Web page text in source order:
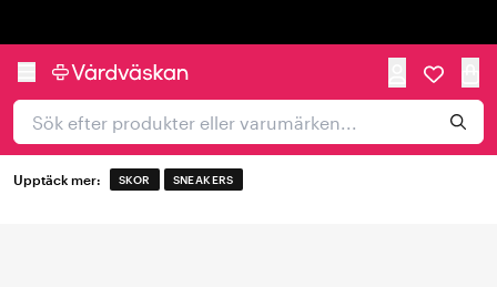
Upptäck mer: SKOR SNEAKERS